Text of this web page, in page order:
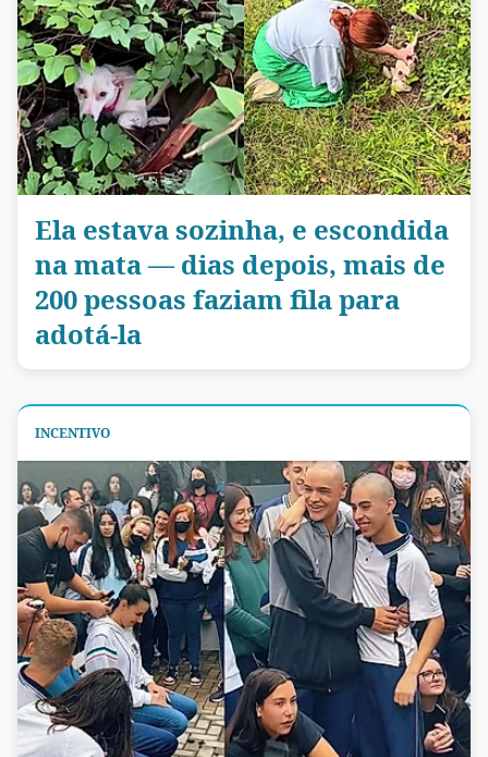
Ela estava sozinha, e escondida
na mata — dias depois, mais de
200 pessoas faziam fila para
adotá-la
INCENTIVO